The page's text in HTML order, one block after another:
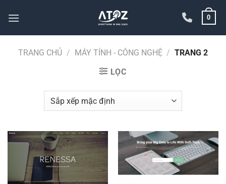
qua
0
TRANG CHỦ / MÁY TÍNH - CÔNG NGHỆ / TRANG 2
LỌC